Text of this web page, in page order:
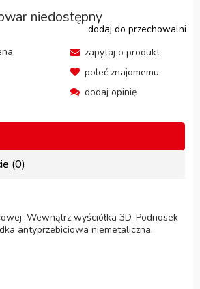
niedostępny
dodaj do przechowalni
zapytaj o produkt
poleć znajomemu
dodaj opinię
(0)
Wewnątrz wyściółka 3D. Podnosek
antyprzebiciowa niemetaliczna.